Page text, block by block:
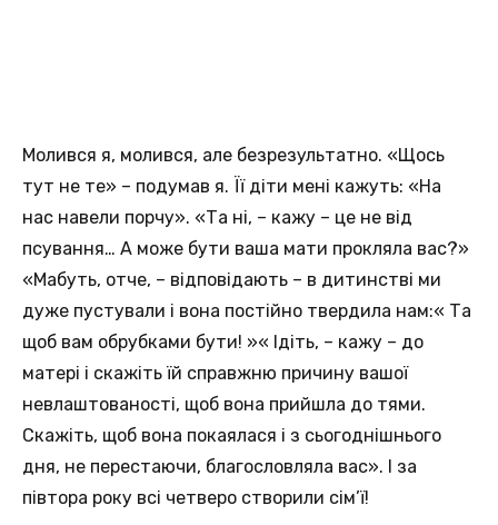
Молився я, молився, але безрезультатно. «Щось
тут не те» – подумав я. Її діти мені кажуть: «На
нас навели порчу». «Та ні, – кажу – це не від
псування… А може бути ваша мати прокляла вас?»
«Мабуть, отче, – відповідають – в дитинстві ми
дуже пустували і вона постійно твердила нам:« Та
щоб вам обрубками бути! »« Ідіть, – кажу – до
матері і скажіть їй справжню причину вашої
невлаштованості, щоб вона прийшла до тями.
Скажіть, щоб вона покаялася і з сьогоднішнього
дня, не перестаючи, благословляла вас». І за
півтора року всі четверо створили сім’ї!